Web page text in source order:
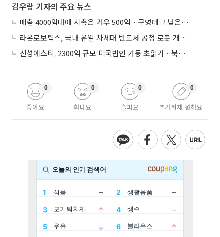
김우람 기자의 주요 뉴스
매출 4000억대에 시총은 겨우 500억…구영테크 낮은 몸값에 저가 승계 마무리
라온로보틱스, 국내 유일 차세대 반도체 공정 로봇 개발 ‘고객사 테스트 진행’
신성에스티, 2300억 규모 미국법인 가동 초읽기…북미 ESS 공략 본격화
좋아요
0
화나요
0
슬퍼요
0
추가취재 원해요
0